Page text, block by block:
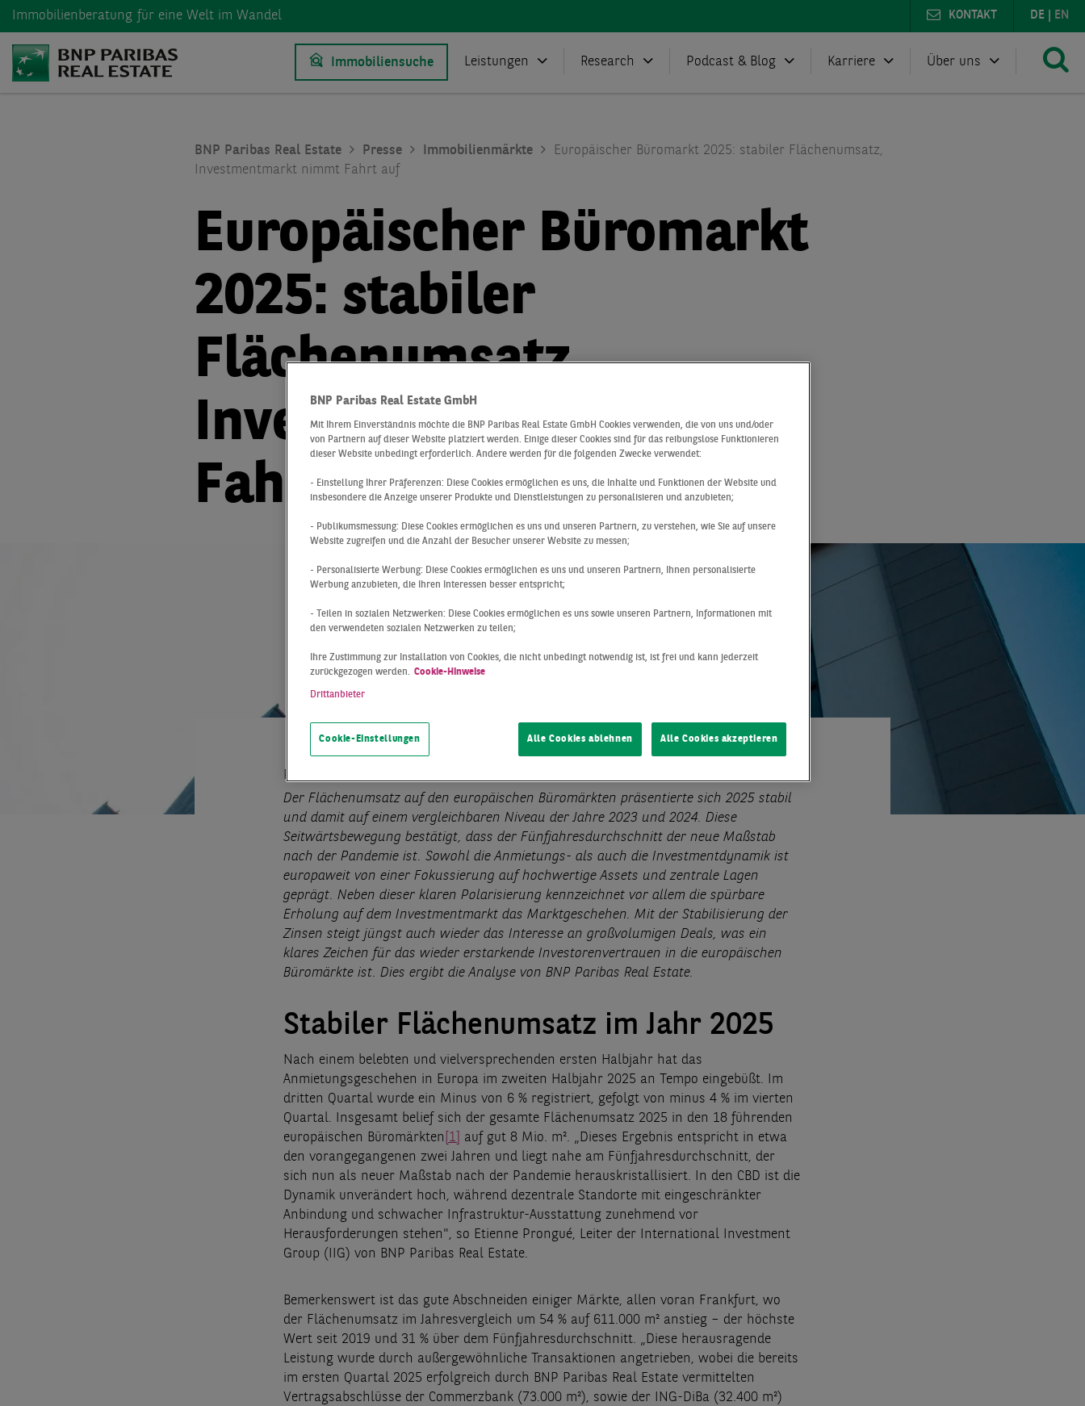
Immobilienberatung für eine Welt im Wandel DE EN
KONTAKT
Immobiliensuche Leistungen Research Podcast & Blog Karriere Über uns
BNP Paribas Real Estate Presse Immobilienmärkte
Europäischer Büromarkt 2025: stabiler Flächenumsatz,
Investmentmarkt nimmt Fahrt auf
Europäischer Büromarkt
2025: stabiler
Flächenumsatz,
Investmentmarkt nimmt
Fahrt auf
Der Flächenumsatz auf den europäischen Büromärkten präsentierte sich 2025 stabil
und damit auf einem vergleichbaren Niveau der Jahre 2023 und 2024. Diese
Seitwärtsbewegung bestätigt, dass der Fünfjahresdurchschnitt der neue Maßstab
nach der Pandemie ist. Sowohl die Anmietungs- als auch die Investmentdynamik ist
europaweit von einer Fokussierung auf hochwertige Assets und zentrale Lagen
geprägt. Neben dieser klaren Polarisierung kennzeichnet vor allem die spürbare
Erholung auf dem Investmentmarkt das Marktgeschehen. Mit der Stabilisierung der
Zinsen steigt jüngst auch wieder das Interesse an großvolumigen Deals, was ein
klares Zeichen für das wieder erstarkende Investorenvertrauen in die europäischen
Büromärkte ist. Dies ergibt die Analyse von BNP Paribas Real Estate.
Stabiler Flächenumsatz im Jahr 2025
Nach einem belebten und vielversprechenden ersten Halbjahr hat das
Anmietungsgeschehen in Europa im zweiten Halbjahr 2025 an Tempo eingebüßt. Im
dritten Quartal wurde ein Minus von 6 % registriert, gefolgt von minus 4 % im vierten
Quartal. Insgesamt belief sich der gesamte Flächenumsatz 2025 in den 18 führenden
europäischen Büromärkten [1]
auf gut 8 Mio. m². „Dieses Ergebnis entspricht in etwa
den vorangegangenen zwei Jahren und liegt nahe am Fünfjahresdurchschnitt, der
sich nun als neuer Maßstab nach der Pandemie herauskristallisiert. In den CBD ist die
Dynamik unverändert hoch, während dezentrale Standorte mit eingeschränkter
Anbindung und schwacher Infrastruktur-Ausstattung zunehmend vor
Herausforderungen stehen", so Etienne Prongué, Leiter der International Investment
Group (IIG) von BNP Paribas Real Estate.
Bemerkenswert ist das gute Abschneiden einiger Märkte, allen voran Frankfurt, wo
der Flächenumsatz im Jahresvergleich um 54 % auf 611.000 m² anstieg – der höchste
Wert seit 2019 und 31 % über dem Fünfjahresdurchschnitt. „Diese herausragende
Leistung wurde durch außergewöhnliche Transaktionen angetrieben, wobei die bereits
im ersten Quartal 2025 erfolgreich durch BNP Paribas Real Estate vermittelten
Vertragsabschlüsse der Commerzbank (73.000 m²), sowie der ING-DiBa (32.400 m²)
BNP Paribas Real Estate GmbH
Mit Ihrem Einverständnis möchte die BNP Paribas Real Estate GmbH Cookies verwenden, die von uns und/oder
von Partnern auf dieser Website platziert werden. Einige dieser Cookies sind für das reibungslose Funktionieren
dieser Website unbedingt erforderlich. Andere werden für die folgenden Zwecke verwendet:
- Einstellung Ihrer Präferenzen: Diese Cookies ermöglichen es uns, die Inhalte und Funktionen der Website und
insbesondere die Anzeige unserer Produkte und Dienstleistungen zu personalisieren und anzubieten;
- Publikumsmessung: Diese Cookies ermöglichen es uns und unseren Partnern, zu verstehen, wie Sie auf unsere
Website zugreifen und die Anzahl der Besucher unserer Website zu messen;
- Personalisierte Werbung: Diese Cookies ermöglichen es uns und unseren Partnern, Ihnen personalisierte
Werbung anzubieten, die Ihren Interessen besser entspricht;
- Teilen in sozialen Netzwerken: Diese Cookies ermöglichen es uns sowie unseren Partnern, Informationen mit
den verwendeten sozialen Netzwerken zu teilen;
Ihre Zustimmung zur Installation von Cookies, die nicht unbedingt notwendig ist, ist frei und kann jederzeit
zurückgezogen werden. Cookie-Hinweise
Drittanbieter
Cookie-Einstellungen Alle Cookies ablehnen Alle Cookies akzeptieren